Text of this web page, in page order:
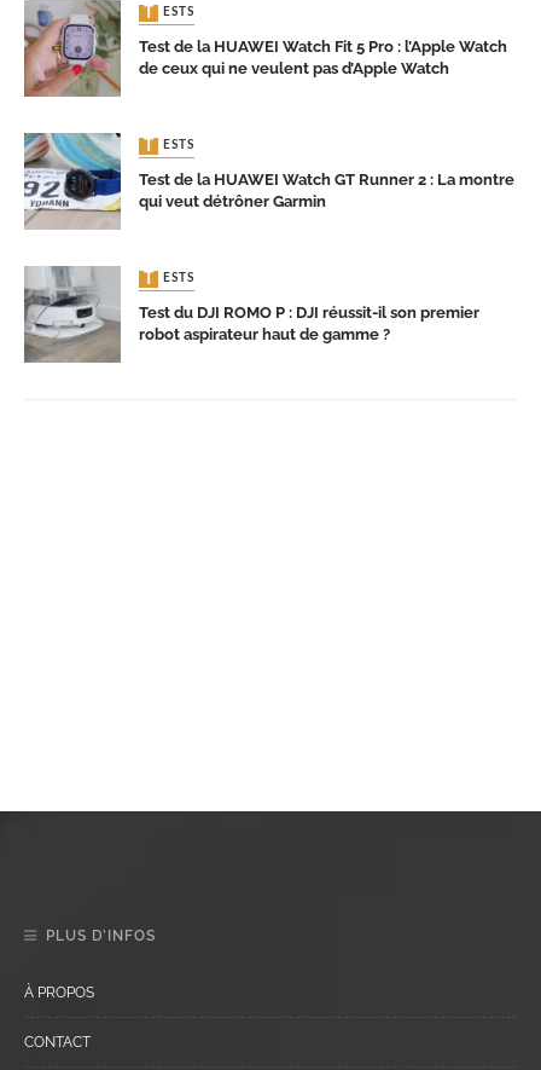
TESTS
Test de la HUAWEI Watch Fit 5 Pro : l’Apple Watch
de ceux qui ne veulent pas d’Apple Watch
TESTS
Test de la HUAWEI Watch GT Runner 2 : La montre
qui veut détrôner Garmin
TESTS
Test du DJI ROMO P : DJI réussit-il son premier
robot aspirateur haut de gamme ?
PLUS D’INFOS
À PROPOS
CONTACT